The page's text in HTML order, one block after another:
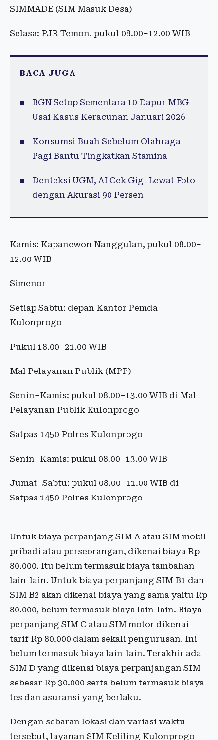
SIMMADE (SIM Masuk Desa)
Selasa: PJR Temon, pukul 08.00–12.00 WIB
BACA JUGA
BGN Setop Sementara 10 Dapur MBG
Usai Kasus Keracunan Januari 2026
Konsumsi Buah Sebelum Olahraga
Pagi Bantu Tingkatkan Stamina
Denteksi UGM, AI Cek Gigi Lewat Foto
dengan Akurasi 90 Persen
Kamis: Kapanewon Nanggulan, pukul 08.00–
12.00 WIB
Simenor
Setiap Sabtu: depan Kantor Pemda
Kulonprogo
Pukul 18.00–21.00 WIB
Mal Pelayanan Publik (MPP)
Senin–Kamis: pukul 08.00–13.00 WIB di Mal
Pelayanan Publik Kulonprogo
Satpas 1450 Polres Kulonprogo
Senin–Kamis: pukul 08.00–13.00 WIB
Jumat–Sabtu: pukul 08.00–11.00 WIB di
Satpas 1450 Polres Kulonprogo
Untuk biaya perpanjang SIM A atau SIM mobil
pribadi atau perseorangan, dikenai biaya Rp
80.000. Itu belum termasuk biaya tambahan
lain-lain. Untuk biaya perpanjang SIM B1 dan
SIM B2 akan dikenai biaya yang sama yaitu Rp
80.000, belum termasuk biaya lain-lain. Biaya
perpanjang SIM C atau SIM motor dikenai
tarif Rp 80.000 dalam sekali pengurusan. Ini
belum termasuk biaya lain-lain. Terakhir ada
SIM D yang dikenai biaya perpanjangan SIM
sebesar Rp 30.000 serta belum termasuk biaya
tes dan asuransi yang berlaku.
Dengan sebaran lokasi dan variasi waktu
tersebut, layanan SIM Keliling Kulonprogo